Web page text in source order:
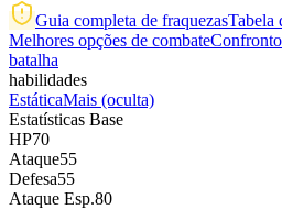
Guia completa de fraquezasTabela
Melhores opções de combate
batalha
habilidades
EstáticaMais (oculta)
Estatísticas Base
HP70
Ataque55
Defesa55
Ataque Esp.80